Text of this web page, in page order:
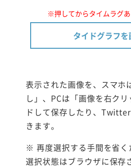
※押してからタイムラグあ
タイドグラフ
表示された画像を、スマホ
し」、PCは「画像を右ク
ドして保存したり、
きます。
※ 再度選択する手間を省く
選択状態はブラウザに保存